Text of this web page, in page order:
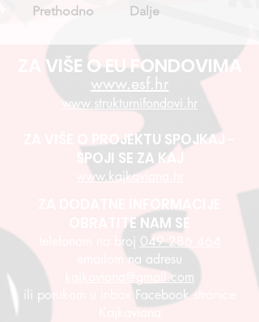
Prethodno Dalje
ZA VIŠE O EU FONDOVIMA
www.esf.hr
www.strukturnifondovi.hr
ZA VIŠE O PROJEKTU SPOJKAJ -
SPOJI SE ZA KAJ
www.kajkaviana.hr
ZA DODATNE INFORMACIJE
OBRATITE NAM SE
telefonom na broj 049 286 464
emailom na adresu
kajkaviana@gmail.com
ili porukom u inbox Facebook stranice
Kajkaviana